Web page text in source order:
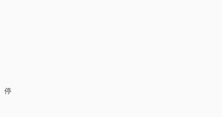
停